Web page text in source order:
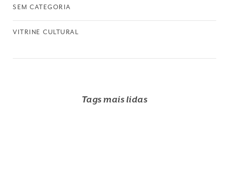
SEM CATEGORIA
VITRINE CULTURAL
Tags mais lidas